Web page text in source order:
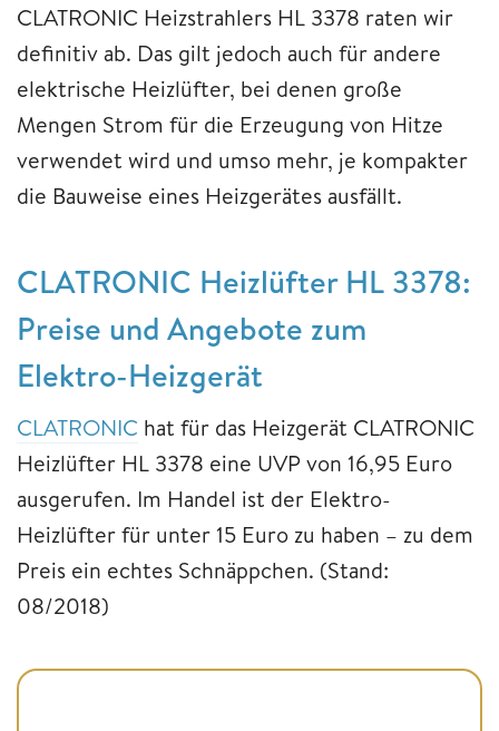
CLATRONIC Heizstrahlers HL 3378 raten wir
definitiv ab. Das gilt jedoch auch für andere
elektrische Heizlüfter, bei denen große
Mengen Strom für die Erzeugung von Hitze
verwendet wird und umso mehr, je kompakter
die Bauweise eines Heizgerätes ausfällt.
CLATRONIC Heizlüfter HL 3378:
Preise und Angebote zum
Elektro-Heizgerät
CLATRONIC hat für das Heizgerät CLATRONIC
Heizlüfter HL 3378 eine UVP von 16,95 Euro
ausgerufen. Im Handel ist der Elektro-
Heizlüfter für unter 15 Euro zu haben – zu dem
Preis ein echtes Schnäppchen. (Stand:
08/2018)